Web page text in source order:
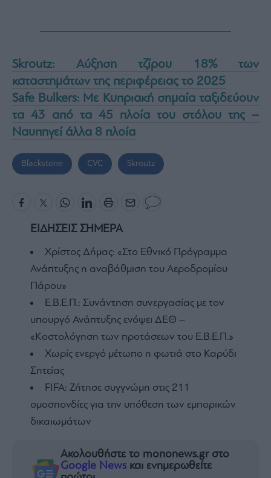
Skroutz: Aύξηση τζίρου 18% των
καταστημάτων της περιφέρειας το 2025
Safe Bulkers: Με Κυπριακή σημαία ταξιδεύουν
τα 43 από τα 45 πλοία του στόλου της –
Ναυπηγεί άλλα 8 πλοία
Blackstone CVC Skroutz
ΕΙΔΗΣΕΙΣ ΣΗΜΕΡΑ
Χρίστος Δήμας: «Στο Εθνικό Πρόγραμμα
Ανάπτυξης η αναβάθμιση του Αεροδρομίου
Πάρου»
Ε.Β.Ε.Π.: Συνάντηση συνεργασίας με τον
υπουργό Ανάπτυξης ενόψει ΔΕΘ –
«Κοστολόγηση των προτάσεων του Ε.Β.Ε.Π.»
Χωρίς ενεργό μέτωπο η φωτιά στο Καρύδι
Σητείας
FIFA: Ζήτησε συγγνώμη στις 211
ομοσπονδίες για την υπόθεση των εμπορικών
δικαιωμάτων
Ακολουθήστε το mononews.gr στο
Google News και ενημερωθείτε